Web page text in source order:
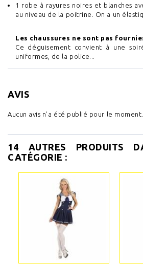
1 robe à rayures noires et blanches
au niveau de la poitrine. On a un
Les chaussures ne sont pas
Ce déguisement convient à une
uniformes, de la police...
AVIS
Aucun avis n'a été publié pour le moment.
14 AUTRES PRODUITS
CATÉGORIE :